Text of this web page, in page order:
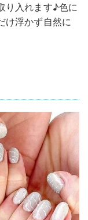
り入れます♪色に
け浮かず自然に